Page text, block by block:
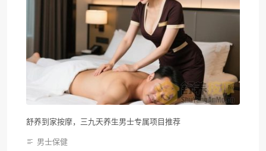
舒养到家按摩，三九天养生男士专属项目推荐
男士保健